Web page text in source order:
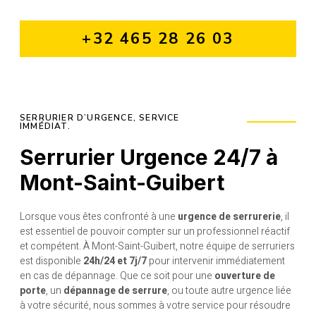
+32 465 28 26 03
SERRURIER D’URGENCE, SERVICE
IMMÉDIAT.
Serrurier Urgence 24/7 à
Mont-Saint-Guibert
Lorsque vous êtes confronté à une urgence de serrurerie, il
est essentiel de pouvoir compter sur un professionnel réactif
et compétent. À Mont-Saint-Guibert, notre équipe de serruriers
est disponible 24h/24 et 7j/7pour intervenir immédiatement
en cas de dépannage. Que ce soit pour une ouverture de
porte, un dépannage de serrure, ou toute autre urgence liée
à votre sécurité, nous sommes à votre service pour résoudre